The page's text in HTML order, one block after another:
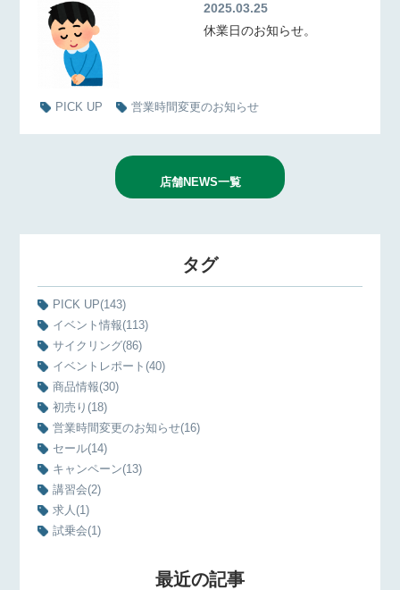
2025.03.25
休業日のお知らせ。
PICK UP 営業時間変更のお知らせ
店舗NEWS一覧
タグ
PICK UP(143)
イベント情報(113)
サイクリング(86)
イベントレポート(40)
商品情報(30)
初売り(18)
営業時間変更のお知らせ(16)
セール(14)
キャンペーン(13)
講習会(2)
求人(1)
試乗会(1)
最近の記事